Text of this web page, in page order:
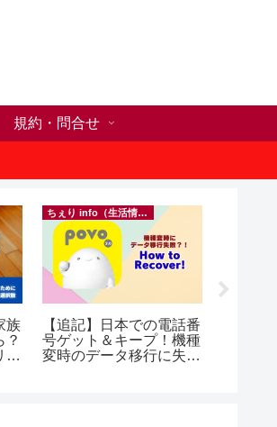
規約・問合せ
族
？
ン
ちぇり info（生活情報）
【追記】日本での電話番
号ゲット＆キープ！機種
変時のデータ移行に失敗